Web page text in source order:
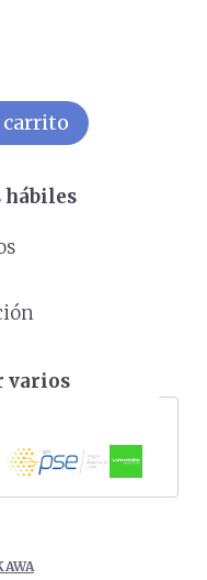
hábiles
varios